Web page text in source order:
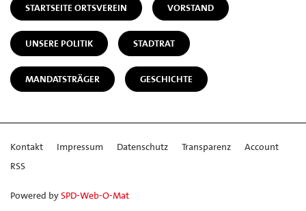
STARTSEITE ORTSVEREIN VORSTAND
UNSERE POLITIK STADTRAT
MANDATSTRÄGER GESCHICHTE
Kontakt Impressum Datenschutz Transparenz
Account
RSS
Powered bySPD-Web-O-Mat